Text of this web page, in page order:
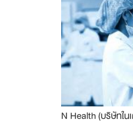
N Health (บริษัทใ